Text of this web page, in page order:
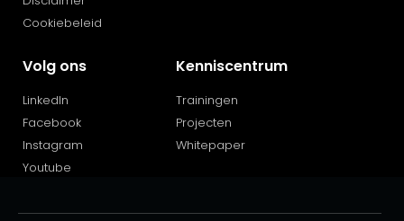
Cookiebeleid
Volg ons
LinkedIn
Facebook
Instagram
Youtube
Kenniscentrum
Trainingen
Projecten
Whitepaper